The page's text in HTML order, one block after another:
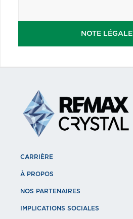
NOTE LÉGALE
CARRIÈRE
À PROPOS
NOS PARTENAIRES
IMPLICATIONS SOCIALES